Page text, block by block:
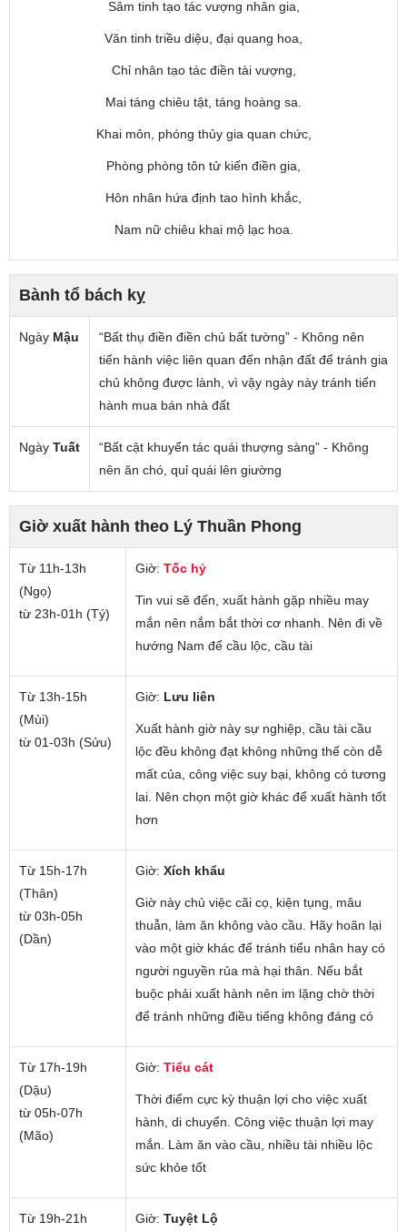
Sâm tinh tạo tác vượng nhân gia,
Văn tinh triều diệu, đại quang hoa,
Chỉ nhân tạo tác điền tài vượng,
Mai táng chiêu tật, táng hoàng sa.
Khai môn, phóng thủy gia quan chức,
Phòng phòng tôn tử kiến điền gia,
Hôn nhân hứa định tao hình khắc,
Nam nữ chiêu khai mộ lạc hoa.
Bành tổ bách kỵ
Ngày Mậu
“Bất thụ điền điền chủ bất tường” - Không nên
tiến hành việc liên quan đến nhận đất để tránh gia
chủ không được lành, vì vậy ngày này tránh tiến
hành mua bán nhà đất
Ngày Tuất
“Bất cật khuyển tác quái thượng sàng” - Không
nên ăn chó, quỉ quái lên giường
Giờ xuất hành theo Lý Thuần Phong
Từ 11h-13h
(Ngọ)
từ 23h-01h (Tý)
Giờ: Tốc hỷ
Tin vui sẽ đến, xuất hành gặp nhiều may
mắn nên nắm bắt thời cơ nhanh. Nên đi về
hướng Nam để cầu lộc, cầu tài
Từ 13h-15h
(Mùi)
từ 01-03h (Sửu)
Giờ: Lưu liên
Xuất hành giờ này sự nghiệp, cầu tài cầu
lộc đều không đạt không những thế còn dễ
mất của, công việc suy bại, không có tương
lai. Nên chọn một giờ khác để xuất hành tốt
hơn
Từ 15h-17h
(Thân)
từ 03h-05h
(Dần)
Giờ: Xích khẩu
Giờ này chủ việc cãi cọ, kiện tụng, mâu
thuẫn, làm ăn không vào cầu. Hãy hoãn lại
vào một giờ khác để tránh tiểu nhân hay có
người nguyền rủa mà hại thân. Nếu bắt
buộc phải xuất hành nên im lặng chờ thời
để tránh những điều tiếng không đáng có
Từ 17h-19h
(Dậu)
từ 05h-07h
(Mão)
Giờ: Tiểu cát
Thời điểm cực kỳ thuận lợi cho việc xuất
hành, di chuyển. Công việc thuận lợi may
mắn. Làm ăn vào cầu, nhiều tài nhiều lộc
sức khỏe tốt
Từ 19h-21h
Giờ: Tuyệt Lộ